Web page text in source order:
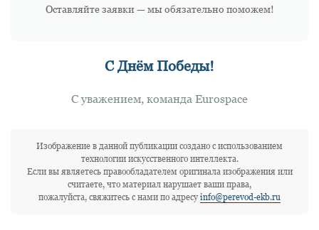
Оставляйте заявки — мы обязательно поможем!
С Днём Победы!
С уважением, команда Eurospace
Изображение в данной публикации создано с использованием
технологии искусственного интеллекта.
Если вы являетесь правообладателем оригинала изображения или
считаете, что материал нарушает ваши права,
пожалуйста, свяжитесь с нами по адресу info@perevod-ekb.ru